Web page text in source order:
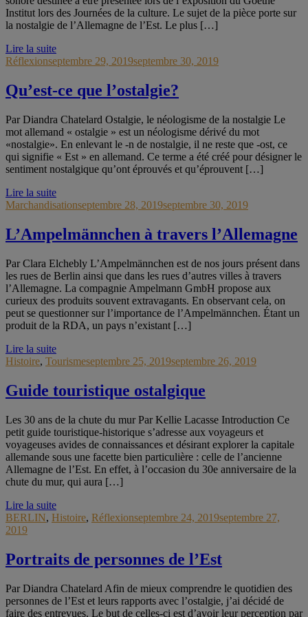
Institut lors des Journées de la culture. Le sujet de la pièce porte sur
la nostalgie de l’Allemagne de l’Est. Le plus […]
Lire la suite
Réflexionseptembre 29, 2019septembre 30, 2019
Qu’est-ce que l’ostalgie?
Par Diandra Chatelard Ostalgie, le néologisme de la nostalgie Le
mot allemand « ostalgie » est un néologisme dérivé du mot
«nostalgie». En enlevant le -n de nostalgie, il ne reste que -ost, ce
qui signifie « Est » en allemand. Ce terme a été créé pour désigner le
sentiment nostalgique qu’ont éprouvés et qu’éprouvent […]
Lire la suite
Marchandisationseptembre 28, 2019septembre 30, 2019
L’Ampelmännchen à travers l’Allemagne
Par Clara Elchebly L’Ampelmännchen est de nos jours présent dans
les rues de Berlin ainsi que dans les rues d’autres villes à travers
l’Allemagne. La compagnie Ampelmann GmbH propose aux
curieux des produits souvent extravagants. En observant cela, on
peut se questionner sur l’importance de l’Ampelmännchen. Étant un
produit de la RDA, un pays n’existant […]
Lire la suite
Histoire, Tourismeseptembre 25, 2019septembre 26, 2019
Guide touristique ostalgique
Les 30 ans de la chute du mur Par Kellie Lacasse Introduction Ce
petit guide touristique-historique s’adresse aux voyageurs et
voyageuses avides de connaissances et désirant explorer la capitale
allemande sous une facette bien particulière : celle de l’ancienne
Allemagne de l’Est. En effet, à l’occasion du 30e anniversaire de la
chute du mur, qui aura […]
Lire la suite
BERLIN, Histoire, Réflexionseptembre 24, 2019septembre 27,
2019
Portraits de personnes de l’Est
Par Diandra Chatelard Afin de mieux comprendre le quotidien des
personnes de l’Est et leurs rapports avec l’ostalgie, j’ai décidé de
faire des entrevues. Le but de celles-ci est d’avoir leur perception par